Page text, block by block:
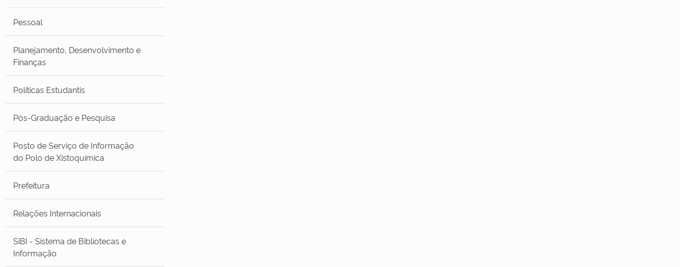
Pessoal
Planejamento, Desenvolvimento e
Finanças
Políticas Estudantis
Pós-Graduação e Pesquisa
Posto de Serviço de Informação
do Polo de Xistoquímica
Prefeitura
Relações Internacionais
SiBI - Sistema de Bibliotecas e
Informação